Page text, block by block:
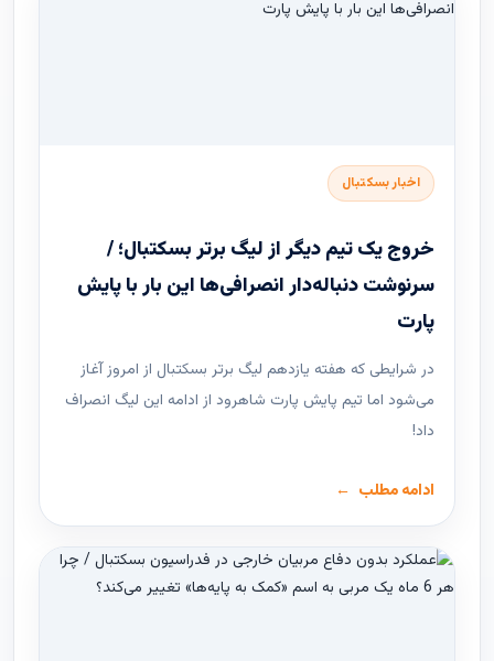
اخبار بسکتبال
خروج یک تیم دیگر از لیگ برتر بسکتبال؛ /
سرنوشت دنباله‌دار انصرافی‌ها این بار با پایش
پارت
در شرایطی که هفته یازدهم لیگ ‌برتر بسکتبال از امروز آغاز
می‌شود اما تیم پایش پارت شاهرود از ادامه این لیگ انصراف
داد!
ادامه مطلب